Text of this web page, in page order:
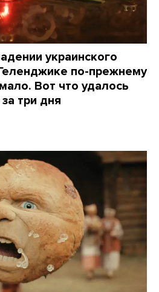
украинского
по-прежнему
Вот что удалось
три дня